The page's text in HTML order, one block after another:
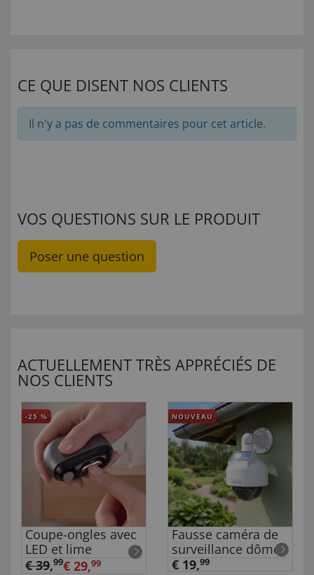
CE QUE DISENT NOS CLIENTS
Il n'y a pas de commentaires pour cet article.
VOS QUESTIONS SUR LE PRODUIT
Poser une question
ACTUELLEMENT TRÈS APPRÉCIÉS DE
NOS CLIENTS
-25 %
Coupe-ongles avec
LED et lime
€ 39,99€ 29,99
NOUVEAU
Fausse caméra de
surveillance dôme
€ 19,99